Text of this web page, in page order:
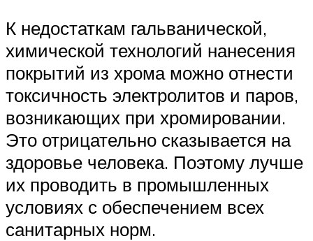
К недостаткам гальванической,
химической технологий нанесения
покрытий из хрома можно отнести
токсичность электролитов и паров,
возникающих при хромировании.
Это отрицательно сказывается на
здоровье человека. Поэтому лучше
их проводить в промышленных
условиях с обеспечением всех
санитарных норм.